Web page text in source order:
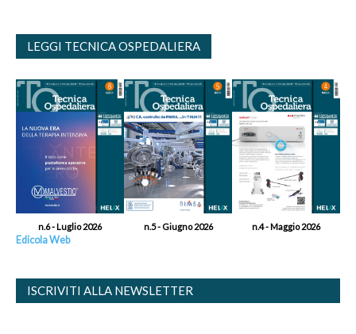
LEGGI TECNICA OSPEDALIERA
n.6 - Luglio 2026 n.5 - Giugno 2026 n.4 - Maggio 2026
Edicola Web
ISCRIVITI ALLA NEWSLETTER